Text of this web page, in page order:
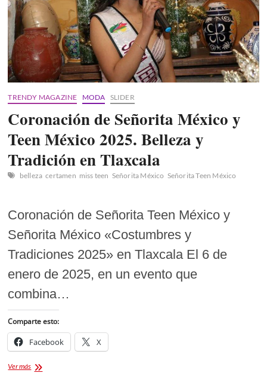
TRENDY MAGAZINE MODA SLIDER
Coronación de Señorita México y
Teen México 2025. Belleza y
Tradición en Tlaxcala
belleza certamen miss teen Señorita México Señorita Teen México
Coronación de Señorita Teen México y
Señorita México «Costumbres y
Tradiciones 2025» en Tlaxcala El 6 de
enero de 2025, en un evento que
combina…
Comparte esto:
Facebook X
Ver másCoronación